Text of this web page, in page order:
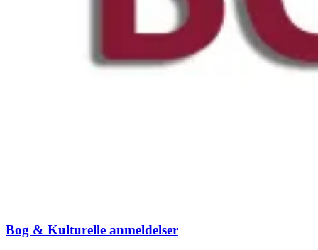
Bog & Kulturelle anmeldelser